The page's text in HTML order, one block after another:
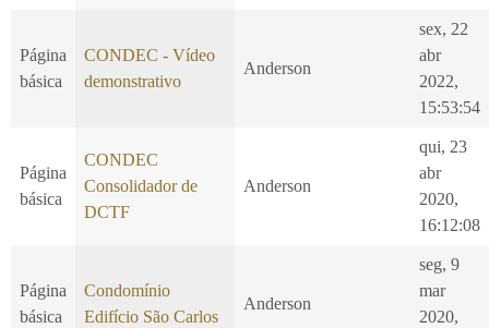
Página
básica
CONDEC - Vídeo
demonstrativo
Anderson
sex, 22
abr
2022,
15:53:54
Página
básica
CONDEC
Consolidador de
DCTF
Anderson
qui, 23
abr
2020,
16:12:08
Página
básica
Condomínio
Edifício São Carlos
Anderson
seg, 9
mar
2020,